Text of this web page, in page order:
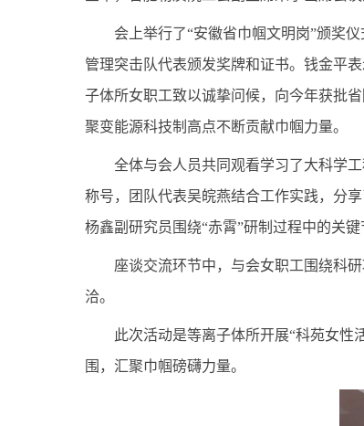
会上举行了“安徽省巾帼文明岗”颁奖仪
管理突击队代表颁发奖牌和证书。钱金平表
子体所女职工致以诚挚问候， 向今年获批
聚变能源科技制高点不断贡献巾帼力量。
全体与会人员共同观看学习了大科学
称号， 团队代表吴皖燕结合工作实践，分享
杨鑫副研究员 围绕“赤霄”研制过程中的关键
座谈交流环节中，与会女职工围绕科
洽。
此次活动是等离子体所开展“科苑女性
围 ， 汇聚巾帼磅礴力量。